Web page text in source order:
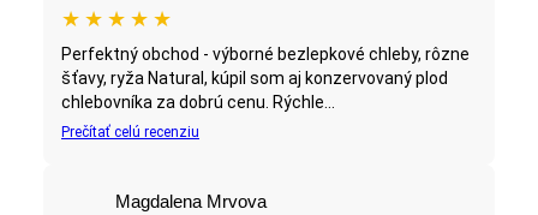
★ ★ ★ ★ ★
Perfektný obchod - výborné bezlepkové chleby, rôzne
šťavy, ryža Natural, kúpil som aj konzervovaný plod
chlebovníka za dobrú cenu. Rýchle...
Prečítať celú recenziu
Magdalena Mrvova